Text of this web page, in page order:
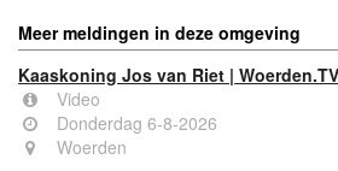
Meer meldingen in deze omgeving
Kaaskoning Jos van Riet | Woerden.TV
Video
Donderdag 6-8-2026
Woerden